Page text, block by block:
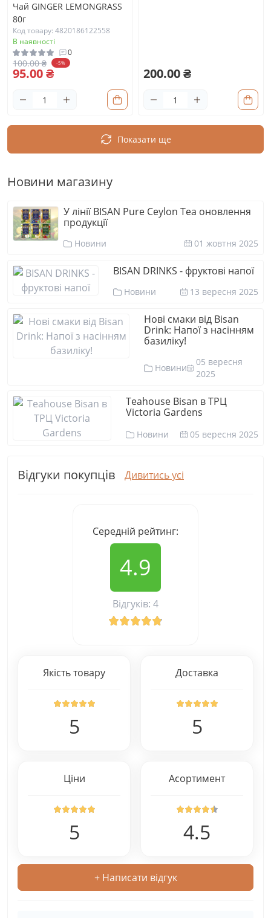
Чай GINGER LEMONGRASS
80г
Код товару: 4820186122558
В наявності
0
100.00 ₴ -5%
95.00 ₴ 200.00 ₴
Показати ще
Новини магазину
У лінії BISAN Pure Ceylon Tea оновлення
продукції
Новини 01 жовтня 2025
BISAN DRINKS - фруктові напої
Новини 13 вересня 2025
Нові смаки від Bisan
Drink: Напої з насінням
базиліку!
Новини
05 вересня
2025
Teahouse Bisan в ТРЦ
Victoria Gardens
Новини 05 вересня 2025
Відгуки покупців Дивитись усі
Середній рейтинг:
4.9
Відгуків: 4
+ Написати відгук
Якість товару
5
Доставка
5
Ціни
5
Асортимент
4.5